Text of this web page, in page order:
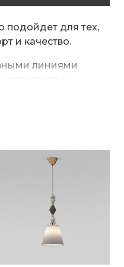
подойдет для тех,
и качество.
линиями
а
центре люстры,
и
деталям.
современном